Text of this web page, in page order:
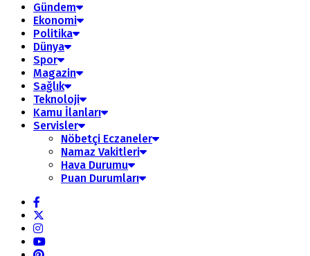
Gündem
Ekonomi
Politika
Dünya
Spor
Magazin
Sağlık
Teknoloji
Kamu İlanları
Servisler
Nöbetçi Eczaneler
Namaz Vakitleri
Hava Durumu
Puan Durumları